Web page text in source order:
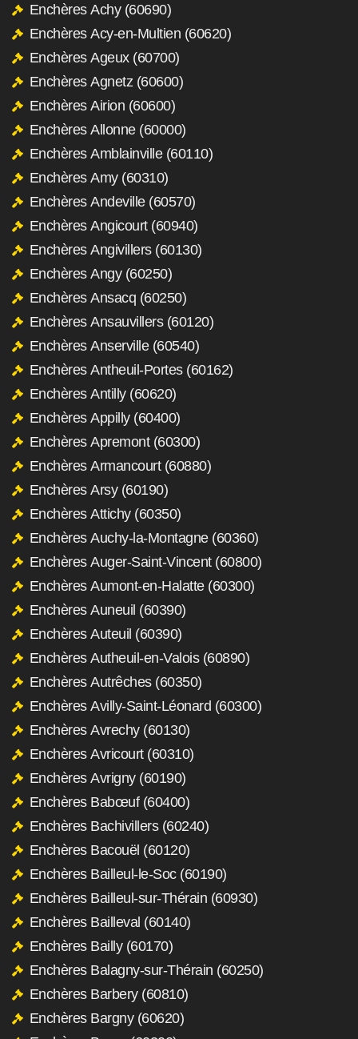
Enchères Achy (60690)
Enchères Acy-en-Multien (60620)
Enchères Ageux (60700)
Enchères Agnetz (60600)
Enchères Airion (60600)
Enchères Allonne (60000)
Enchères Amblainville (60110)
Enchères Amy (60310)
Enchères Andeville (60570)
Enchères Angicourt (60940)
Enchères Angivillers (60130)
Enchères Angy (60250)
Enchères Ansacq (60250)
Enchères Ansauvillers (60120)
Enchères Anserville (60540)
Enchères Antheuil-Portes (60162)
Enchères Antilly (60620)
Enchères Appilly (60400)
Enchères Apremont (60300)
Enchères Armancourt (60880)
Enchères Arsy (60190)
Enchères Attichy (60350)
Enchères Auchy-la-Montagne (60360)
Enchères Auger-Saint-Vincent (60800)
Enchères Aumont-en-Halatte (60300)
Enchères Auneuil (60390)
Enchères Auteuil (60390)
Enchères Autheuil-en-Valois (60890)
Enchères Autrêches (60350)
Enchères Avilly-Saint-Léonard (60300)
Enchères Avrechy (60130)
Enchères Avricourt (60310)
Enchères Avrigny (60190)
Enchères Babœuf (60400)
Enchères Bachivillers (60240)
Enchères Bacouël (60120)
Enchères Bailleul-le-Soc (60190)
Enchères Bailleul-sur-Thérain (60930)
Enchères Bailleval (60140)
Enchères Bailly (60170)
Enchères Balagny-sur-Thérain (60250)
Enchères Barbery (60810)
Enchères Bargny (60620)